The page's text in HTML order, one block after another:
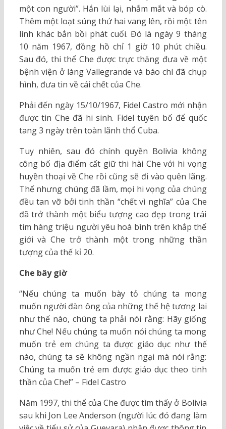
một con người”. Hắn lùi lại, nhắm mắt và bóp cò.
Thêm một loạt súng thứ hai vang lên, rồi một tên
lính khác bắn bồi phát cuối. Đó là ngày 9 tháng
10 năm 1967, đồng hồ chỉ 1 giờ 10 phút chiều.
Sau đó, thi thể Che được trực thăng đưa về một
bệnh viện ở làng Vallegrande và báo chí đã chụp
hình, đưa tin về cái chết của Che.
Phải đến ngày 15/10/1967, Fidel Castro mới nhận
được tin Che đã hi sinh. Fidel tuyên bố để quốc
tang 3 ngày trên toàn lãnh thổ Cuba.
Tuy nhiên, sau đó chính quyền Bolivia không
công bố địa điểm cất giữ thi hài Che với hi vọng
huyền thoại về Che rồi cũng sẽ đi vào quên lãng.
Thế nhưng chúng đã lầm, mọi hi vọng của chúng
đều tan vỡ bởi tinh thần “chết vì nghĩa” của Che
đã trở thành một biểu tượng cao đẹp trong trái
tim hàng triệu người yêu hoà bình trên khắp thế
giới và Che trở thành một trong những thần
tượng của thế kỉ 20.
Che bây giờ
“Nếu chúng ta muốn bày tỏ chúng ta mong
muốn người đàn ông của những thế hệ tương lai
như thế nào, chúng ta phải nói rằng: Hãy giống
như Che! Nếu chúng ta muốn nói chúng ta mong
muốn trẻ em chúng ta được giáo dục như thế
nào, chúng ta sẽ không ngần ngại mà nói rằng:
Chúng ta muốn trẻ em được giáo dục theo tinh
thần của Che!” – Fidel Castro
Năm 1997, thi thể của Che được tìm thấy ở Bolivia
sau khi Jon Lee Anderson (người lúc đó đang làm